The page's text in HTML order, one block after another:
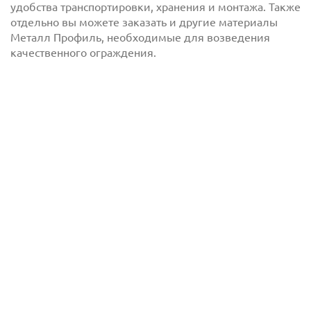
удобства транспортировки, хранения и монтажа. Также
отдельно вы можете заказать и другие материалы
Металл Профиль, необходимые для возведения
качественного ограждения.